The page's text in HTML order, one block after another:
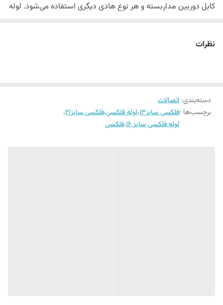
کابل دوربین مداربسته و هر نوع هادی دیگری استفاده می‌شود. لوله
ساختمان‌ها و محیط‌های باز استفاده می‌شود. بیشترین کاربردهای
لوله‌ها ساختاری مشابه لوله خرطومی دارند که با مواد تشکیل
دهنده آن‌ها فلز است و توسط گالوانیزه پوشش داده شده‌اند از
نظرات
دسته‌بندی: اتصالات
برچسب‌ها :فلکسی سایز13 ،لوله فلکسی،فلکسی سایز21 ،
لوله فلکسی سایز 16 ،فلکسی